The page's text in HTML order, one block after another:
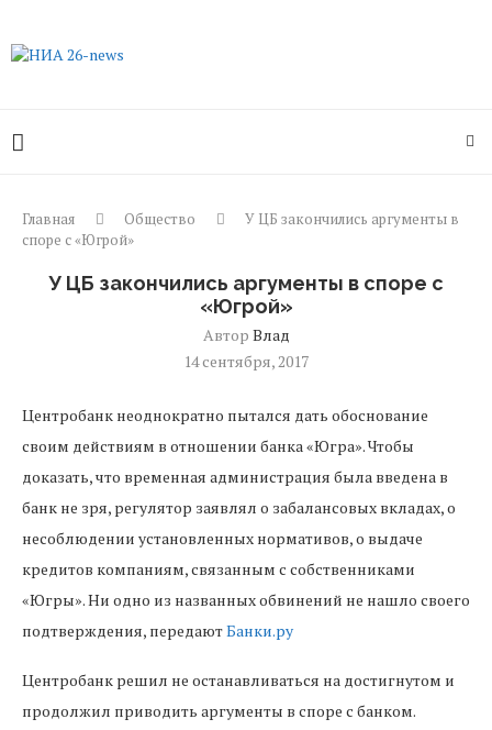
Главная Общество
У ЦБ закончились аргументы в
споре с «Югрой»
У ЦБ закончились аргументы в споре с
«Югрой»
Автор Влад
14 сентября, 2017
Центробанк неоднократно пытался дать обоснование
своим действиям в отношении банка «Югра». Чтобы
доказать, что временная администрация была введена в
банк не зря, регулятор заявлял о забалансовых вкладах, о
несоблюдении установленных нормативов, о выдаче
кредитов компаниям, связанным с собственниками
«Югры». Ни одно из названных обвинений не нашло своего
подтверждения, передаютБанки.ру
Центробанк решил не останавливаться на достигнутом и
продолжил приводить аргументы в споре с банком.